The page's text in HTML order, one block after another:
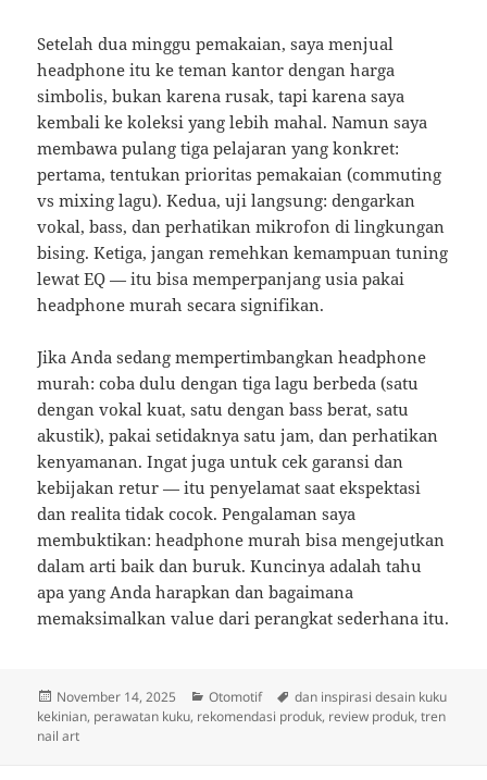
Setelah dua minggu pemakaian, saya menjual
headphone itu ke teman kantor dengan harga
simbolis, bukan karena rusak, tapi karena saya
kembali ke koleksi yang lebih mahal. Namun saya
membawa pulang tiga pelajaran yang konkret:
pertama, tentukan prioritas pemakaian (commuting
vs mixing lagu). Kedua, uji langsung: dengarkan
vokal, bass, dan perhatikan mikrofon di lingkungan
bising. Ketiga, jangan remehkan kemampuan tuning
lewat EQ — itu bisa memperpanjang usia pakai
headphone murah secara signifikan.
Jika Anda sedang mempertimbangkan headphone
murah: coba dulu dengan tiga lagu berbeda (satu
dengan vokal kuat, satu dengan bass berat, satu
akustik), pakai setidaknya satu jam, dan perhatikan
kenyamanan. Ingat juga untuk cek garansi dan
kebijakan retur — itu penyelamat saat ekspektasi
dan realita tidak cocok. Pengalaman saya
membuktikan: headphone murah bisa mengejutkan
dalam arti baik dan buruk. Kuncinya adalah tahu
apa yang Anda harapkan dan bagaimana
memaksimalkan value dari perangkat sederhana itu.
Posted
on
November 14, 2025 Categories
Otomotif Tags
dan inspirasi desain kuku
kekinian, perawatan kuku, rekomendasi produk, review produk,tren
nail art